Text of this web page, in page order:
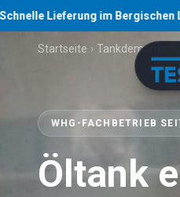
im Bergischen Land ·
Startseite › Tankdemontage
WHG-FACHBETRIEB
Öltank